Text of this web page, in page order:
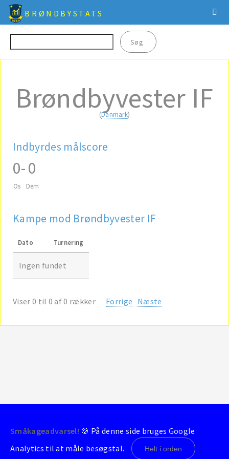
BRØNDBYSTATS
Brøndbyvester IF
(Danmark)
Indbyrdes målscore
0
Os
-0
Dem
Kampe mod Brøndbyvester IF
Dato Turnering
Ingen fundet
Viser 0 til 0 af 0 rækker Forrige Næste
© 2004-2026 - BrondbyStats
Småkageadvarsel! 🍪 På denne side bruges Google
Analytics til at måle besøgstal.
Helt i orden